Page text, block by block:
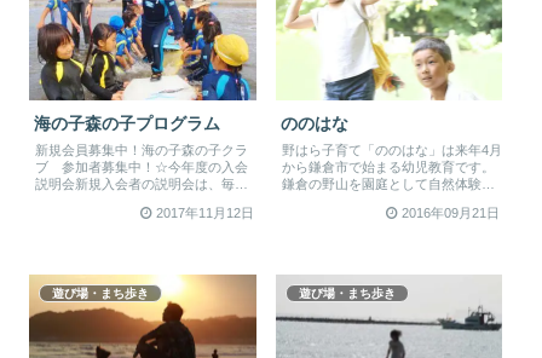
海の子森の子プログラム
新規会員募集中！海の子森の子クラ
ブ 参加者募集中！☆今年度の入会
説明会新規入会者の説明会は、毎年2
2017年11月12日
ののはな
野はら子育て「ののはな」は来年4月
から鎌倉市で始まる幼児教育です。
鎌倉の野山を園庭として自然体験活
2016年09月21日
遊び場・まち歩き 遊び場・まち歩き